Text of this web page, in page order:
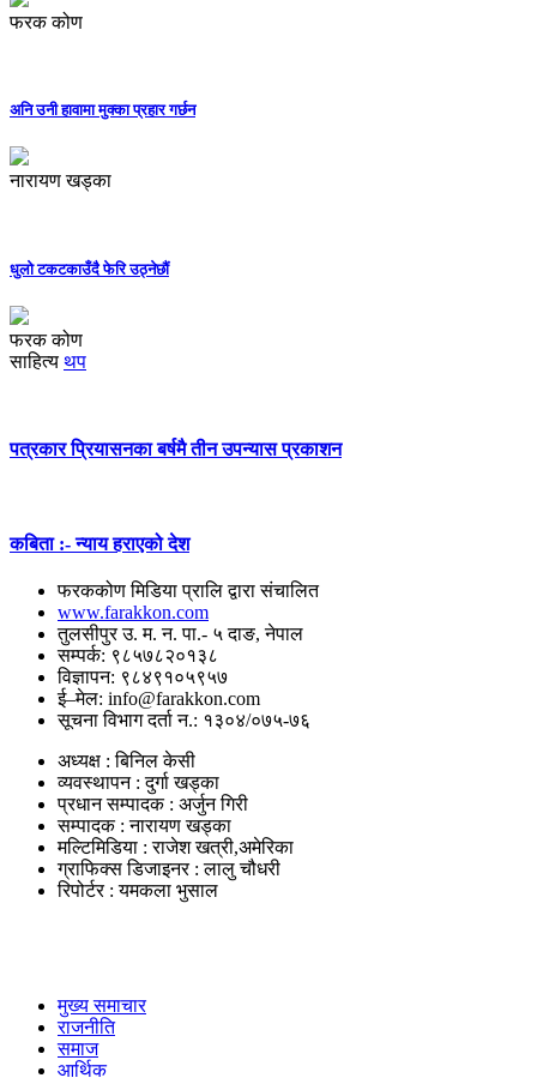
फरक कोण
अनि उनी हावामा मुक्का प्रहार गर्छन
नारायण खड्का
धुलो टकटकाउँदै फेरि उठ्नेछौं
फरक कोण
साहित्य थप
पत्रकार प्रियासनका बर्षमै तीन उपन्यास प्रकाशन
कबिता :- न्याय हराएको देश
फरककोण मिडिया प्रालि द्वारा संचालित
www.farakkon.com
तुलसीपुर उ. म. न. पा.- ५ दाङ, नेपाल
सम्पर्क: ९८५७८२०१३८
विज्ञापन: ९८४९१०५९५७
ई–मेल: info@farakkon.com
सूचना विभाग दर्ता न.: १३०४/०७५-७६
अध्यक्ष : बिनिल केसी
व्यवस्थापन : दुर्गा खड्का
प्रधान सम्पादक : अर्जुन गिरी
सम्पादक : नारायण खड्का
मल्टिमिडिया : राजेश खत्री,अमेरिका
ग्राफिक्स डिजाइनर : लालु चौधरी
रिपोर्टर : यमकला भुसाल
मुख्य समाचार
राजनीति
समाज
आर्थिक